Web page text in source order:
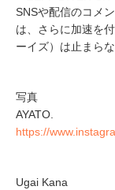
SNSや配信のコメ
は、さらに加速を
ーイズ）は止まら
写真
AYATO.
https://
Ugai Kana